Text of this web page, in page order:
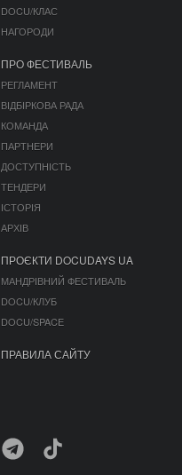
DOCU/КЛАС
НАГОРОДИ
ПРО ФЕСТИВАЛЬ
РЕГЛАМЕНТ
ВІДБІРКОВА РАДА
КОМАНДА
ПАРТНЕРИ
ДОСТУПНІСТЬ
ТЕНДЕРИ
ІСТОРІЯ
АРХІВ
ПРОЄКТИ DOCUDAYS UA
МАНДРІВНИЙ ФЕСТИВАЛЬ
DOCU/КЛУБ
DOCU/SPACE
ПРАВИЛА САЙТУ